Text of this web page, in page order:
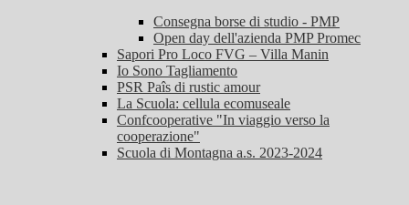
Consegna borse di studio - PMP
Open day dell'azienda PMP Promec
Sapori Pro Loco FVG – Villa Manin
Io Sono Tagliamento
PSR Paîs di rustic amour
La Scuola: cellula ecomuseale
Confcooperative "In viaggio verso la
cooperazione"
Scuola di Montagna a.s. 2023-2024